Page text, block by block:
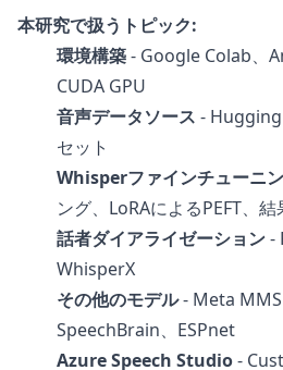
本研究で扱うトピック:
環境構築- Google Colab、
CUDA GPU
音声データソース - Hugging
セット
Whisperファインチューニ
ング、LoRAによるPEFT、結
話者ダイアライゼーション-
WhisperX
その他のモデル- Meta MMS
SpeechBrain、ESPnet
Azure Speech Studio-